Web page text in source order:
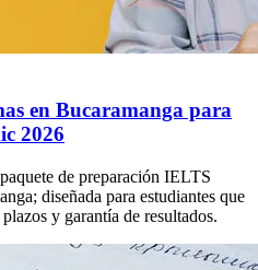
en Bucaramanga para
2026
de preparación IELTS
diseñada para estudiantes que
y garantía de resultados.